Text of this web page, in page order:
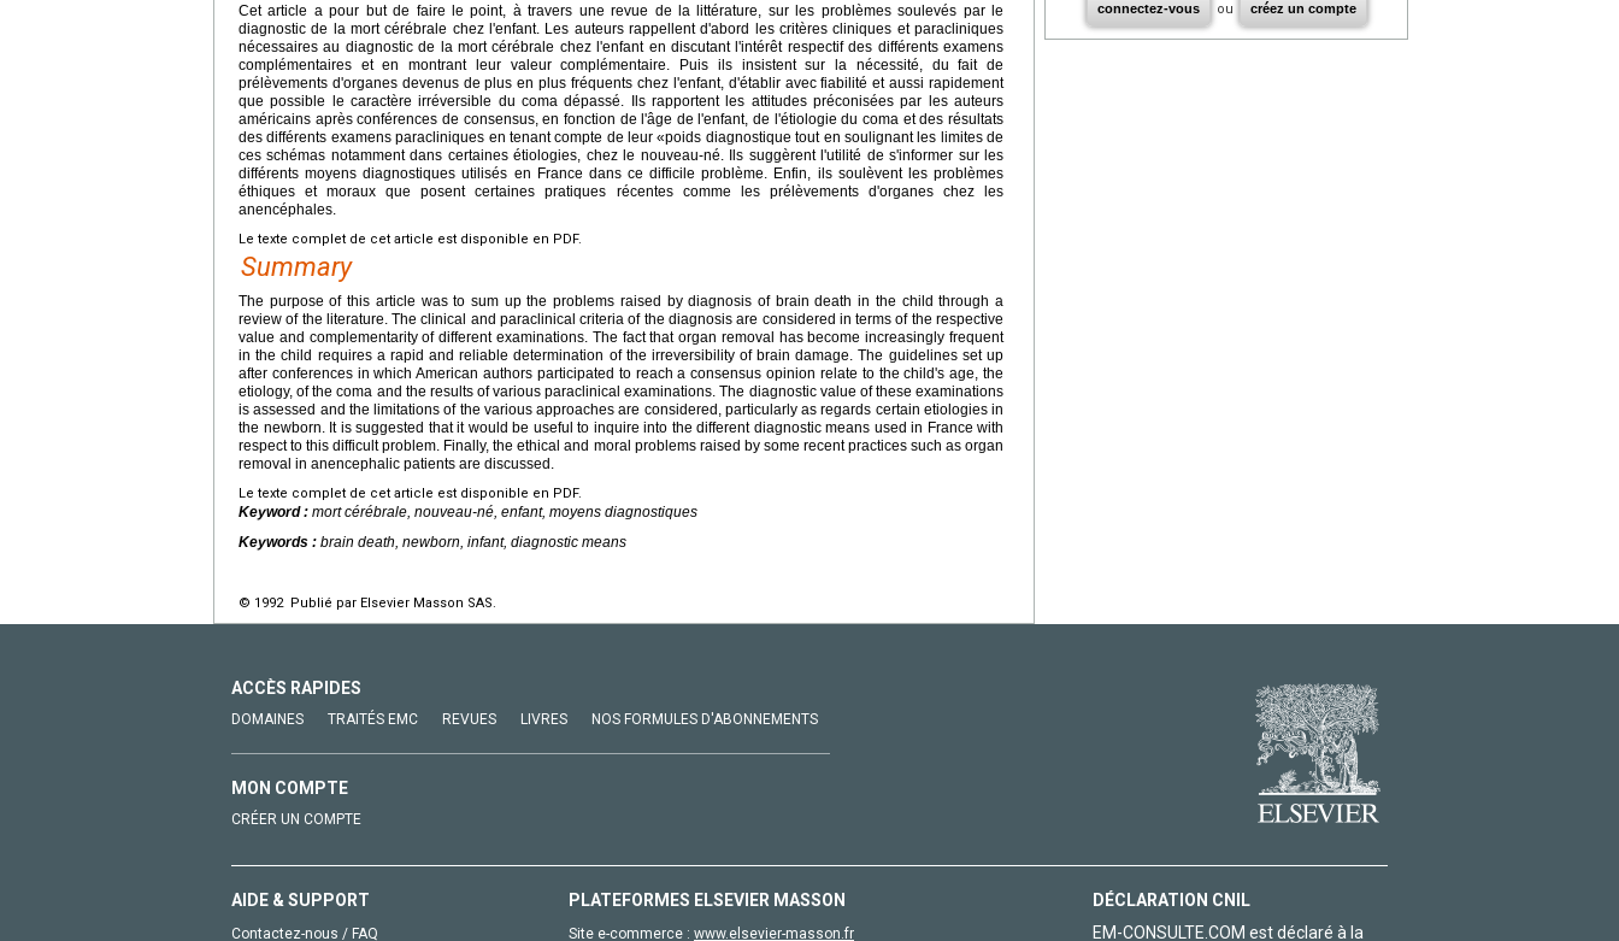
Cet article a pour but de faire le point, à travers une revue de la littérature, sur les problèmes soulevés par le
diagnostic de la mort cérébrale chez l'enfant. Les auteurs rappellent d'abord les critères cliniques et paracliniques
nécessaires au diagnostic de la mort cérébrale chez l'enfant en discutant l'intérêt respectif des différents examens
complémentaires et en montrant leur valeur complémentaire. Puis ils insistent sur la nécessité, du fait de
prélèvements d'organes devenus de plus en plus fréquents chez l'enfant, d'établir avec fiabilité et aussi rapidement
que possible le caractère irréversible du coma dépassé. Ils rapportent les attitudes préconisées par les auteurs
américains après conférences de consensus, en fonction de l'âge de l'enfant, de l'étiologie du coma et des résultats
des différents examens paracliniques en tenant compte de leur «poids diagnostique tout en soulignant les limites de
ces schémas notamment dans certaines étiologies, chez le nouveau-né. Ils suggèrent l'utilité de s'informer sur les
différents moyens diagnostiques utilisés en France dans ce difficile problème. Enfin, ils soulèvent les problèmes
éthiques et moraux que posent certaines pratiques récentes comme les prélèvements d'organes chez les
anencéphales.
Le texte complet de cet article est disponible en PDF.
Summary
The purpose of this article was to sum up the problems raised by diagnosis of brain death in the child through a
review of the literature. The clinical and paraclinical criteria of the diagnosis are considered in terms of the respective
value and complementarity of different examinations. The fact that organ removal has become increasingly frequent
in the child requires a rapid and reliable determination of the irreversibility of brain damage. The guidelines set up
after conferences in which American authors participated to reach a consensus opinion relate to the child's age, the
etiology, of the coma and the results of various paraclinical examinations. The diagnostic value of these examinations
is assessed and the limitations of the various approaches are considered, particularly as regards certain etiologies in
the newborn. It is suggested that it would be useful to inquire into the different diagnostic means used in France with
respect to this difficult problem. Finally, the ethical and moral problems raised by some recent practices such as organ
removal in anencephalic patients are discussed.
Le texte complet de cet article est disponible en PDF.
Keyword : mort cérébrale, nouveau-né, enfant, moyens diagnostiques
Keywords : brain death, newborn, infant, diagnostic means
© 1992 Publié par Elsevier Masson SAS.
connectez-vous ou créez un compte
ACCÈS RAPIDES
DOMAINES TRAITÉS EMC REVUES LIVRES NOS FORMULES D'ABONNEMENTS
MON COMPTE
CRÉER UN COMPTE
AIDE & SUPPORT
Contactez-nous / FAQ
PLATEFORMES ELSEVIER MASSON
Site e-commerce : www.elsevier-masson.fr
DÉCLARATION CNIL
EM-CONSULTE.COM est déclaré à la